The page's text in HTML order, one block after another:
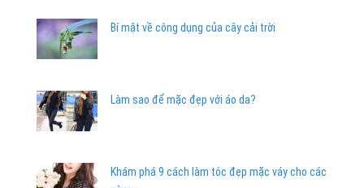
Bí mật về công dụng của cây cải trời
Làm sao để mặc đẹp với áo da?
Khám phá 9 cách làm tóc đẹp mặc váy cho các